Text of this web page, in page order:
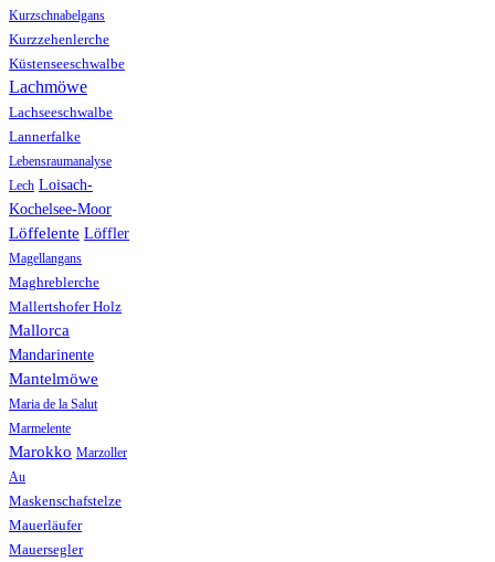
Kurzschnabelgans
Kurzzehenlerche
Küstenseeschwalbe
Lachmöwe
Lachseeschwalbe
Lannerfalke
Lebensraumanalyse
Lech Loisach-
Kochelsee-Moor
Löffelente Löffler
Magellangans
Maghreblerche
Mallertshofer Holz
Mallorca
Mandarinente
Mantelmöwe
Maria de la Salut
Marmelente
Marokko Marzoller
Au
Maskenschafstelze
Mauerläufer
Mauersegler